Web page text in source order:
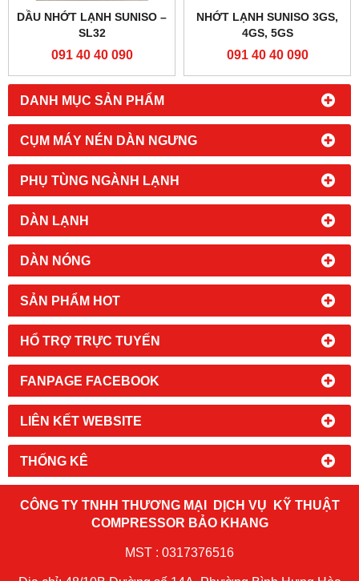
DANH MỤC SẢN PHẨM
CỤM MÁY NÉN DÀN NGƯNG
PHỤ TÙNG NGÀNH LẠNH
DÀN LẠNH
DÀN NÓNG
SẢN PHẨM HOT
HỔ TRỢ TRỰC TUYẾN
FANPAGE FACEBOOK
LIÊN KẾT WEBSITE
THỐNG KÊ
DẦU NHỚT LẠNH SUNISO –
SL32
091 40 40 090
NHỚT LẠNH SUNISO 3GS,
4GS, 5GS
091 40 40 090
CÔNG TY TNHH THƯƠNG MẠI DỊCH VỤ KỸ THUẬT
COMPRESSOR BẢO KHANG
MST : 0317376516